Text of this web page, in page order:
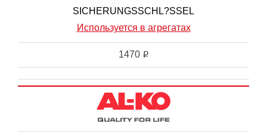
SICHERUNGSSCHL?SSEL
Используется в агрегатах
1470 i